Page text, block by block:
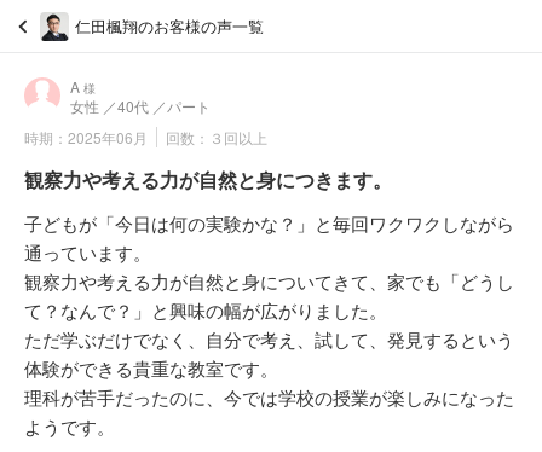
仁田楓翔のお客様の声一覧
A 様
女性 ／40代 ／パート
時期：2025年06月
回数：３回以上
観察力や考える力が自然と身につきます。
子どもが「今日は何の実験かな？」と毎回ワクワクしながら
通っています。
観察力や考える力が自然と身についてきて、家でも「どうし
て？なんで？」と興味の幅が広がりました。
ただ学ぶだけでなく、自分で考え、試して、発見するという
体験ができる貴重な教室です。
理科が苦手だったのに、今では学校の授業が楽しみになった
ようです。